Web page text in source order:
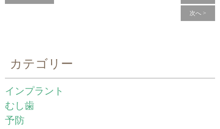
次へ >
カテゴリー
インプラント
むし歯
予防